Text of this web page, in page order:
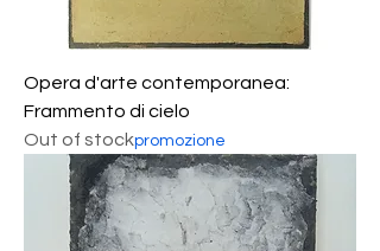
Opera d'arte contemporanea:
Frammento di cielo
Out of stockpromozione